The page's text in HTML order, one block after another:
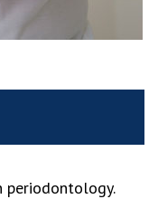
periodontology.